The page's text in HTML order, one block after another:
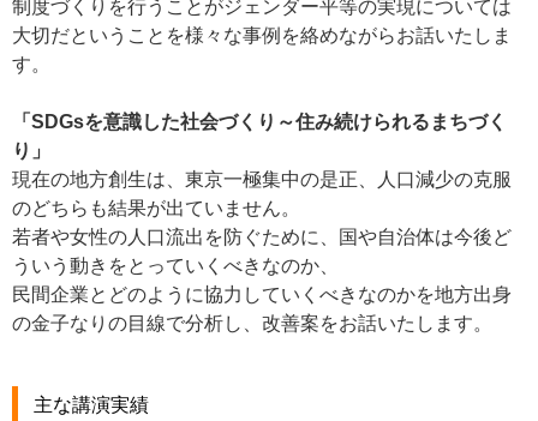
制度づくりを行うことがジェンダー平等の実現については
大切だということを様々な事例を絡めながらお話いたしま
す。
「SDGsを意識した社会づくり～住み続けられるまちづく
り」
現在の地方創生は、東京一極集中の是正、人口減少の克服
のどちらも結果が出ていません。
若者や女性の人口流出を防ぐために、国や自治体は今後ど
ういう動きをとっていくべきなのか、
民間企業とどのように協力していくべきなのかを地方出身
の金子なりの目線で分析し、改善案をお話いたします。
主な講演実績